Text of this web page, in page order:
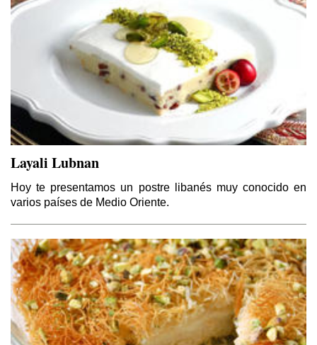
Layali Lubnan
Hoy te presentamos un postre libanés muy conocido en
varios países de Medio Oriente.